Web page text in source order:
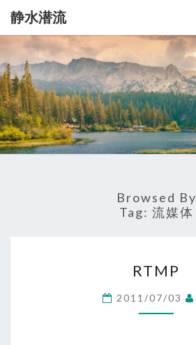
静水潜流
静
水
潜
流
记
录
一
点
生
活
Browsed By
Tag: 流媒体
RTMP
2011/07/03